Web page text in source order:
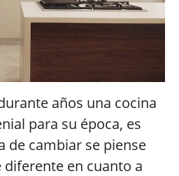
años una cocina
para su época, es
de cambiar se piense
en cuanto a